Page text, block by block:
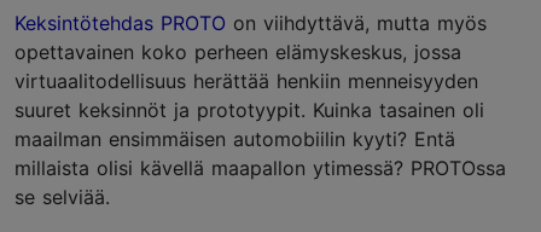
Keksintötehdas PROTO on viihdyttävä, mutta myös
opettavainen koko perheen elämyskeskus, jossa
virtuaalitodellisuus herättää henkiin menneisyyden
suuret keksinnöt ja prototyypit. Kuinka tasainen oli
maailman ensimmäisen automobiilin kyyti? Entä
millaista olisi kävellä maapallon ytimessä? PROTOssa
se selviää.